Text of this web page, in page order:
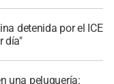
detenida por el ICE
día"
una peluquería: